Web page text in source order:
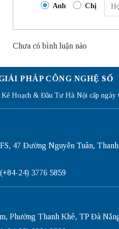
Anh Chị
Chưa có bình luận nào
PHÁP CÔNG NGHỆ SỐ
Hoạch & Đầu Tư Hà Nội cấp ngày
47 Đường Nguyễn Tuân, Thanh
24) 3776 5859
Phường Thanh Khê, TP Đà